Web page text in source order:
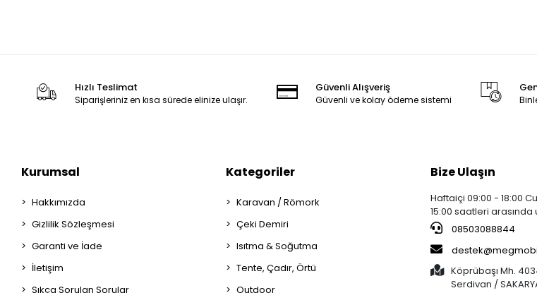
Hızlı Teslimat
Siparişleriniz en kısa sürede elinize ulaşır.
Güvenli Alışveriş
Güvenli ve kolay ödeme sistemi
Kurumsal
Hakkımızda
Gizlilik Sözleşmesi
Garanti ve İade
İletişim
Sıkça Sorulan Sorular
Kategoriler
Karavan / Römork
Çeki Demiri
Isıtma & Soğutma
Tente, Çadır, Örtü
Outdoor
Bize Ulaşın
Haftaiçi 09:00 - 18:00
15:00 saatleri
08503088844
Köprübaşı Mh.
Serdivan /